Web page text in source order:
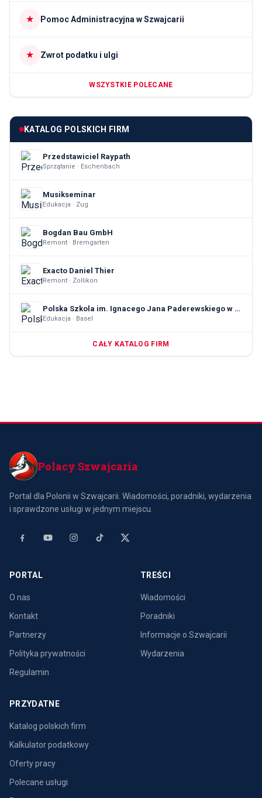
★ Pomoc Administracyjna w Szwajcarii
★ Zwrot podatku i ulgi
WSZYSTKIE POLECANE
KATALOG POLSKICH FIRM
Przedstawiciel Raypath
Sprzątanie · Eschenbach
Musikseminar
Edukacja · Zug
Bogdan Bau GmbH
Remont · Bremgarten
Exacto Daniel Thier
Remont · Zollikon
Polska Szkola im. Ignacego Jana Paderewskiego w Bazylei
Edukacja · Basel
CAŁY KATALOG FIRM
Polacy Szwajcaria
Portal dla Polonii w Szwajcarii. Wiadomości, poradniki, wydarzenia
i sprawdzone usługi w jednym miejscu.
PORTAL
O nas
Kontakt
Partnerzy
Polityka prywatności
Regulamin
TREŚCI
Wiadomości
Poradniki
Informacje o Szwajcarii
Wydarzenia
PRZYDATNE
Katalog polskich firm
Kalkulator podatkowy
Oferty pracy
Polecane usługi